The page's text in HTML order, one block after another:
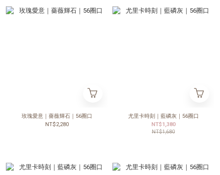
玫瑰愛意｜薔薇輝石｜56圈口
NT$2,280
尤里卡時刻｜藍磷灰｜56圈口
NT$1,380
NT$1,680